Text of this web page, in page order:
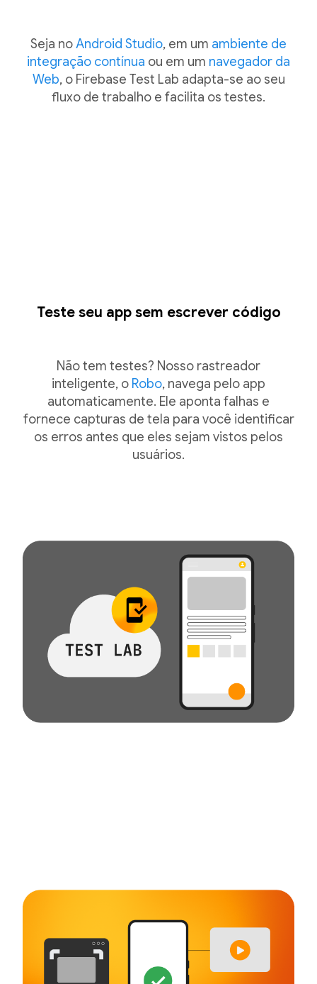
Seja noAndroid Studio, em um ambiente de
integração contínua ou em um navegador da
Web, o Firebase Test Lab adapta-se ao seu
fluxo de trabalho e facilita os testes.
Teste seu app sem escrever código
Não tem testes? Nosso rastreador
inteligente, o Robo, navega pelo app
automaticamente. Ele aponta falhas e
fornece capturas de tela para você identificar
os erros antes que eles sejam vistos pelos
usuários.